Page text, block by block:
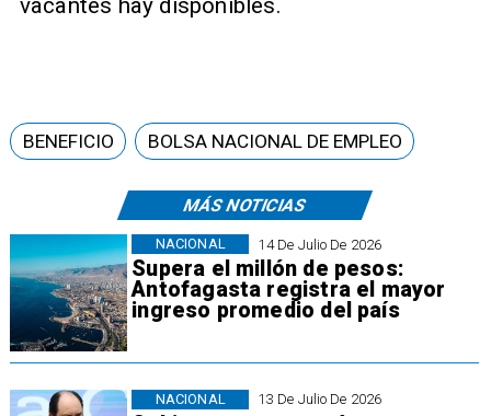
vacantes hay disponibles.
MÁS NOTICIAS
14 De Julio De 2026
Supera el millón de pesos:
Antofagasta registra el mayor
ingreso promedio del país
NACIONAL
13 De Julio De 2026
NACIONAL
BENEFICIO BOLSA NACIONAL DE EMPLEO